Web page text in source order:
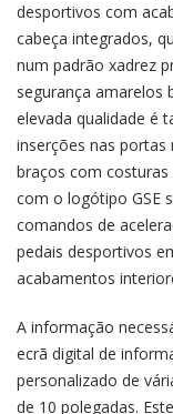
desportivos com
cabeça integrados,
num padrão xadrez
segurança amarelos
elevada qualidade é
inserções nas portas
braços com
com o logótipo GSE
comandos de
pedais desportivos
acabamentos
A informação
ecrã digital de
personalizado de
de 10 polegadas.